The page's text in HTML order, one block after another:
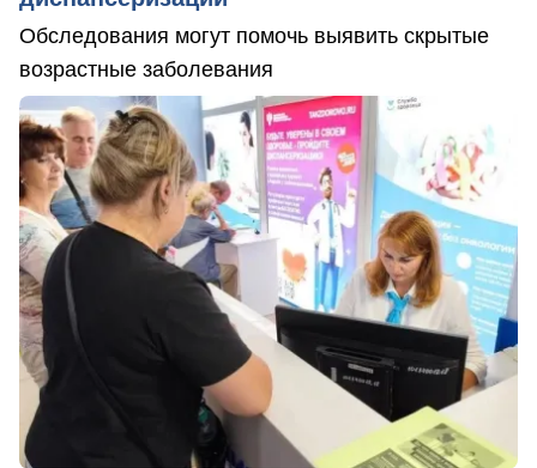
Обследования могут помочь выявить скрытые
возрастные заболевания